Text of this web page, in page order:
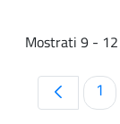
Mostrati 9 -
1